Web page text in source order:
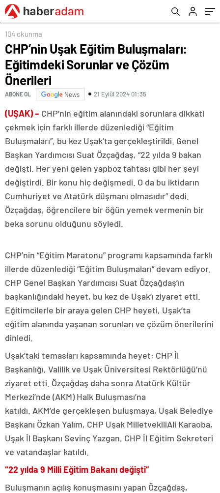
104 okunma
CHP’nin Uşak Eğitim Buluşmaları:
Eğitimdeki Sorunlar ve Çözüm
Önerileri
ABONE OL News 21 Eylül 2024 01:35
(UŞAK) – CHP’nin eğitim alanındaki sorunlara dikkati
çekmek için farklı illerde düzenlediği “Eğitim
Buluşmaları”, bu kez Uşak’ta gerçekleştirildi. Genel
Başkan Yardımcısı Suat Özçağdaş, “22 yılda 9 bakan
değişti. Her yeni gelen yapboz tahtası gibi her şeyi
değiştirdi. Bir konu hiç değişmedi. O da bu iktidarın
Cumhuriyet ve Atatürk düşmanı olmasıdır” dedi.
Özçağdaş, öğrencilere bir öğün yemek vermenin bir
beka sorunu olduğunu söyledi.
CHP’nin “Eğitim Maratonu” programı kapsamında farklı
illerde düzenlediği “Eğitim Buluşmaları” devam ediyor.
CHP Genel Başkan Yardımcısı Suat Özçağdaş’ın
başkanlığındaki heyet, bu kez de Uşak’ı ziyaret etti.
Eğitimcilerle bir araya gelen CHP heyeti, Uşak’ta
eğitim alanında yaşanan sorunları ve çözüm önerilerini
dinledi.
Uşak’taki temasları kapsamında heyet; CHP İl
Başkanlığı, Valilik ve Uşak Üniversitesi Rektörlüğü’nü
ziyaret etti. Özçağdaş daha sonra Atatürk Kültür
Merkezi’nde (AKM) Halk Buluşması’na
katıldı. AKM’de gerçekleşen buluşmaya, Uşak Belediye
Başkanı Özkan Yalım, CHP Uşak MilletvekiliAli Karaoba,
Uşak İl Başkanı Sevinç Yazgan, CHP İl Eğitim Sekreteri
ve vatandaşlar katıldı.
“22 yılda 9 Milli Eğitim Bakanı değişti”
Buluşmanın açılış konuşmasını yapan Özçağdaş,